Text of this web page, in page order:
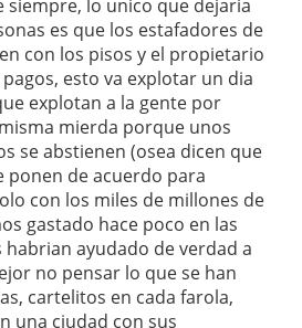
siempre, lo unico que dejaria
es que los estafadores de
con los pisos y el propietario
esto va explotar un dia
explotan a la gente por
mierda porque unos
se abstienen (osea dicen que
ponen de acuerdo para
con los miles de millones de
gastado hace poco en las
habrian ayudado de verdad a
no pensar lo que se han
cartelitos en cada farola,
una ciudad con sus